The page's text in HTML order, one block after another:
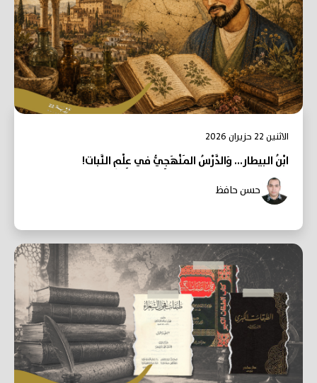
الاثنين 22 حزيران 2026
ابْنُ البيطار... وَالدَّرْسُ المَنْهَجِيُّ في عِلْمِ النَّبات!
حسن حافظ